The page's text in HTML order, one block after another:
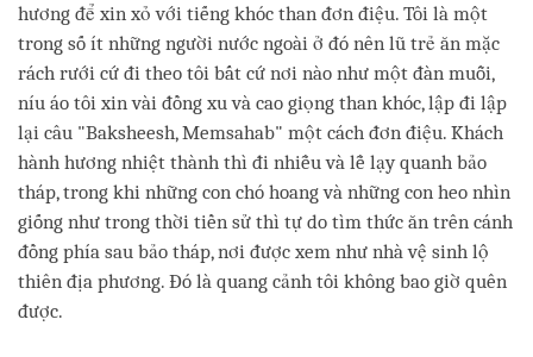
hương để xin xỏ với tiếng khóc than đơn điệu. Tôi là một
trong số ít những người nước ngoài ở đó nên lũ trẻ ăn mặc
rách rưới cứ đi theo tôi bất cứ nơi nào như một đàn muỗi,
níu áo tôi xin vài đồng xu và cao giọng than khóc, lập đi lập
lại câu "Baksheesh, Memsahab" một cách đơn điệu. Khách
hành hương nhiệt thành thì đi nhiễu và lễ lạy quanh bảo
tháp, trong khi những con chó hoang và những con heo nhìn
giống như trong thời tiền sử thì tự do tìm thức ăn trên cánh
đồng phía sau bảo tháp, nơi được xem như nhà vệ sinh lộ
thiên địa phương. Đó là quang cảnh tôi không bao giờ quên
được.